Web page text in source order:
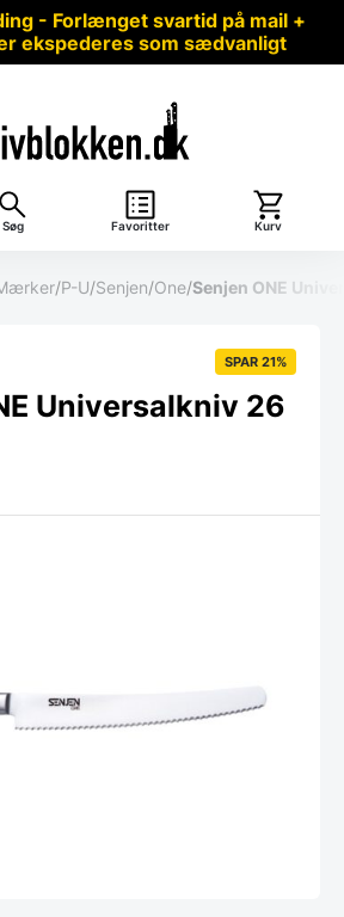
- Forlænget svartid på mail +
ekspederes som sædvanligt
Søg Favoritter Kurv
/P-U/Senjen/One/Senjen ONE
SPAR 21%
Universalkniv 26